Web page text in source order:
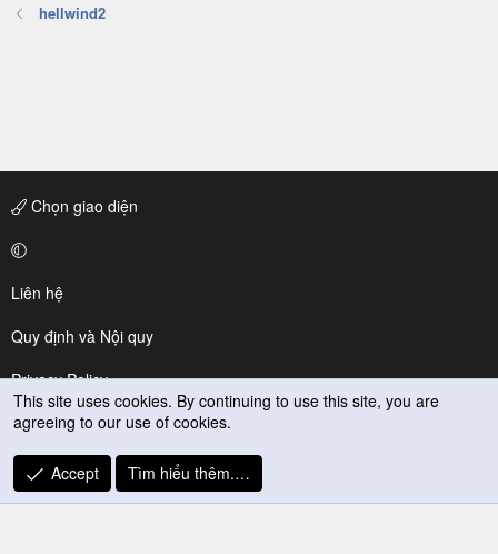
hellwind2
Chọn giao diện
Liên hệ
Quy định và Nội quy
Privacy Policy
Trợ giúp
R
S
This site uses cookies. By continuing to use this site, you are
agreeing to our use of cookies.
Accept Tìm hiểu thêm.…